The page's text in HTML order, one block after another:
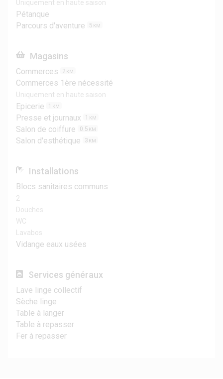
Uniquement en haute saison
Pétanque
Parcours d'aventure
5 KM
Magasins
Commerces 2 KM
Commerces 1ère nécessité
Uniquement en haute saison
Epicerie 1 KM
Presse et journaux 1 KM
Salon de coiffure 0.5 KM
Salon d'esthétique 3 KM
Installations
Blocs sanitaires communs
2
Douches
WC
Lavabos
Vidange eaux usées
Services généraux
Lave linge collectif
Sèche linge
Table à langer
Table à repasser
Fer à repasser